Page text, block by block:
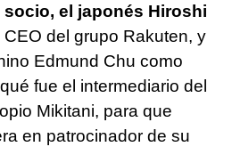
el japonés Hiroshi
CEO del grupo Rakuten, y
Edmund Chu como
fue el intermediario del
Mikitani, para que
en patrocinador de su